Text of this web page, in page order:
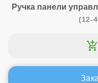
Ручка панели
(12-